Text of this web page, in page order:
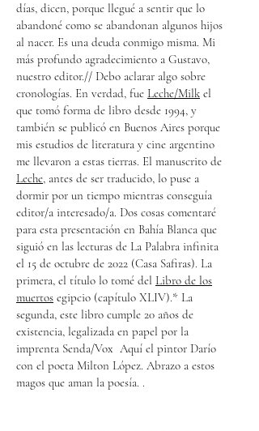
días, dicen, porque llegué a sentir que lo
abandoné como se abandonan algunos hijos
al nacer. Es una deuda conmigo misma. Mi
más profundo agradecimiento a Gustavo,
nuestro editor.// Debo aclarar algo sobre
cronologías. En verdad, fue Leche/Milk el
que tomó forma de libro desde 1994, y
también se publicó en Buenos Aires porque
mis estudios de literatura y cine argentino
me llevaron a estas tierras. El manuscrito de
Leche, antes de ser traducido, lo puse a
dormir por un tiempo mientras conseguía
editor/a interesado/a. Dos cosas comentaré
para esta presentación en Bahía Blanca que
siguió en las lecturas de La Palabra infinita
el 15 de octubre de 2022 (Casa Safiras). La
primera, el título lo tomé del Libro de los
muertos egipcio (capítulo XLIV).* La
segunda, este libro cumple 20 años de
existencia, legalizada en papel por la
imprenta Senda/Vox Aquí el pintor Darío
con el poeta Milton López. Abrazo a estos
magos que aman la poesía. .